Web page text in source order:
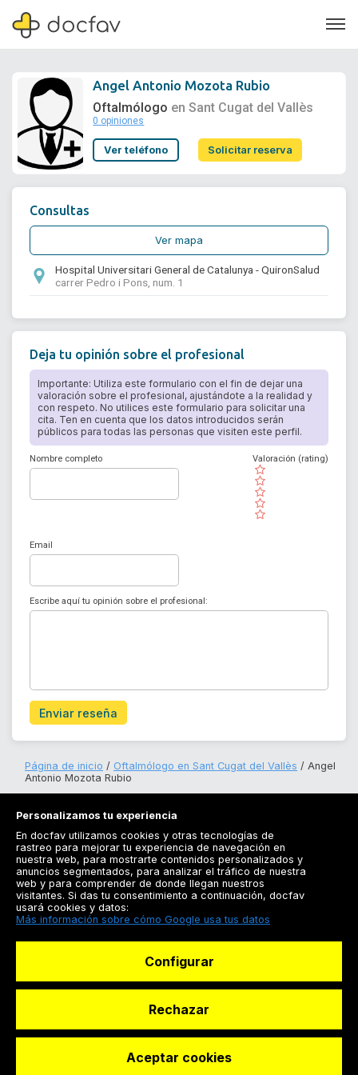
Soporte
Angel Antonio Mozota Rubio
Oftalmólogo en Sant Cugat del Vallès
0 opiniones
Ver teléfono Solicitar reserva
Consultas
Ver mapa
Hospital Universitari General de Catalunya - QuironSalud
carrer Pedro i Pons, num. 1
Deja tu opinión sobre el profesional
Importante: Utiliza este formulario con el fin de dejar una
valoración sobre el profesional, ajustándote a la realidad y
con respeto. No utilices este formulario para solicitar una
cita. Ten en cuenta que los datos introducidos serán
públicos para todas las personas que visiten este perfil.
Nombre completo
( )
( )
( )
( )
( )
Valoración (rating)
Email
Escribe aquí tu opinión sobre el profesional:
Enviar reseña
Página de inicio Oftalmólogo en Sant Cugat del Vallès
Angel
Antonio Mozota Rubio
Registrarse
Docfav
© Dashboard Technologies S.L
Personalizamos tu experiencia
En docfav utilizamos cookies y otras tecnologías de
rastreo para mejorar tu experiencia de navegación en
nuestra web, para mostrarte contenidos personalizados y
anuncios segmentados, para analizar el tráfico de nuestra
web y para comprender de donde llegan nuestros
visitantes. Si das tu consentimiento a continuación, docfav
usará cookies y datos:
Más información sobre cómo Google usa tus datos
Configurar
Rechazar
Aceptar cookies